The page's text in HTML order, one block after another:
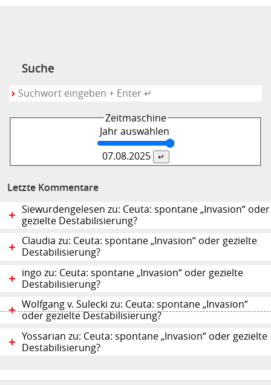
Suche
Zeitmaschine
Jahr auswählen
07.08.2025
Letzte Kommentare
Siewurdengelesen zu: Ceuta: spontane „Invasion“ oder
gezielte Destabilisierung?
Claudia zu: Ceuta: spontane „Invasion“ oder gezielte
Destabilisierung?
ingo zu: Ceuta: spontane „Invasion“ oder gezielte
Destabilisierung?
Wolfgang v. Sulecki zu: Ceuta: spontane „Invasion“
oder gezielte Destabilisierung?
Yossarian zu: Ceuta: spontane „Invasion“ oder gezielte
Destabilisierung?